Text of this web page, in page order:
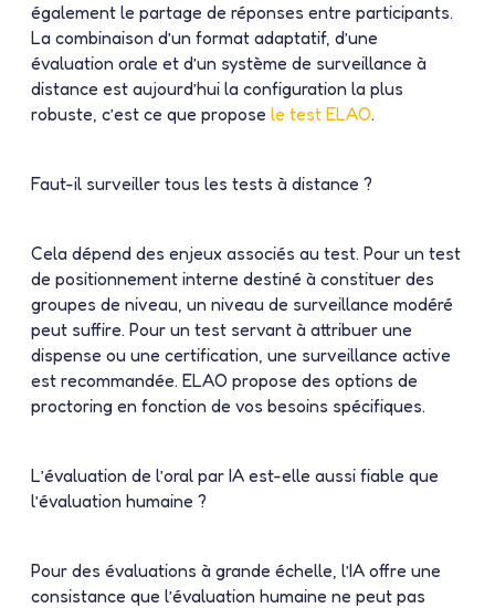
également le partage de réponses entre participants.
La combinaison d’un format adaptatif, d’une
évaluation orale et d’un système de surveillance à
distance est aujourd’hui la configuration la plus
robuste, c’est ce que propose le test ELAO.
Faut-il surveiller tous les tests à distance ?
Cela dépend des enjeux associés au test. Pour un test
de positionnement interne destiné à constituer des
groupes de niveau, un niveau de surveillance modéré
peut suffire. Pour un test servant à attribuer une
dispense ou une certification, une surveillance active
est recommandée. ELAO propose des options de
proctoring en fonction de vos besoins spécifiques.
L’évaluation de l’oral par IA est-elle aussi fiable que
l’évaluation humaine ?
Pour des évaluations à grande échelle, l’IA offre une
consistance que l’évaluation humaine ne peut pas